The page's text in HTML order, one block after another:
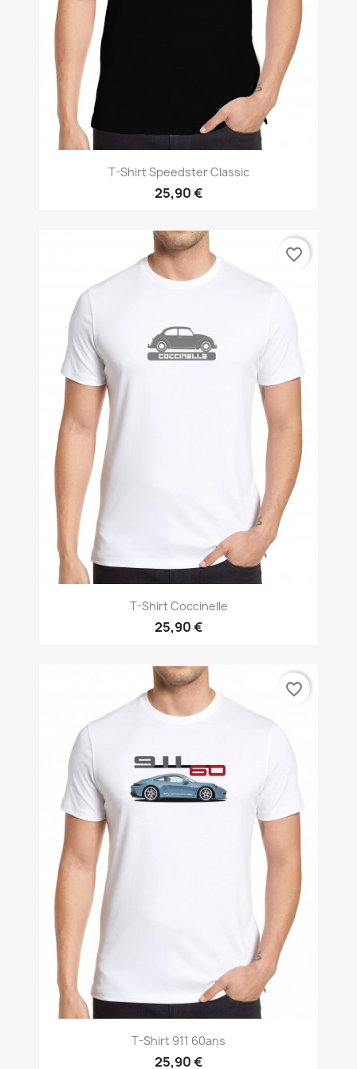
T-Shirt Speedster Classic
25,90 €
T-Shirt Coccinelle
25,90 €
favorite_border
T-Shirt 911 60ans
25,90 €
favorite_border